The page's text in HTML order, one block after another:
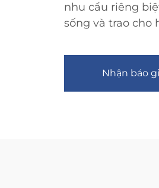
nhu cầu riêng
sống và trao cho
Nhận báo